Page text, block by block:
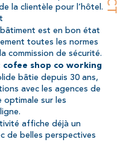
la clientèle pour l’hôtel.
est en bon état
toutes les normes
commission de sécurité.
cofee shop co working
bâtie depuis 30 ans,
avec les agences de
sur les
affiche déjà un
de belles perspectives